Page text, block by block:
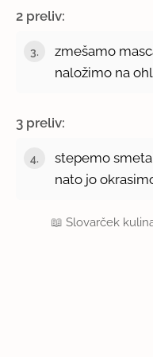
2 preliv:
zmešamo
naložimo na
3 preliv:
stepemo
nato jo
📖Slovarček